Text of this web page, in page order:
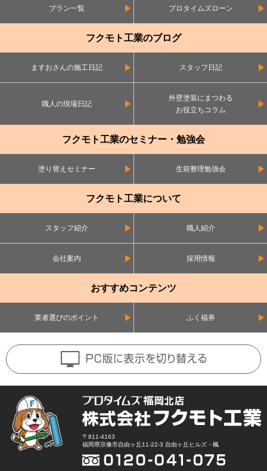
プラン一覧 プロタイムズローン
フクモト工業のブログ
ますおさんの施工日記 スタッフ日記
職人の現場日記
外壁塗装にまつわる
お役立ちコラム
フクモト工業のセミナー・勉強会
塗り替えセミナー 生前整理勉強会
フクモト工業について
スタッフ紹介 職人紹介
会社案内 採用情報
おすすめコンテンツ
業者選びのポイント ふく福券
〒811-4163
福岡県宗像市自由ヶ丘11-22-3 自由ヶ丘ヒルズ・楓